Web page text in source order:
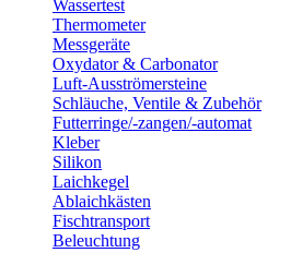
Wassertest
Thermometer
Messgeräte
Oxydator & Carbonator
Luft-Ausströmersteine
Schläuche, Ventile & Zubehör
Futterringe/-zangen/-automat
Kleber
Silikon
Laichkegel
Ablaichkästen
Fischtransport
Beleuchtung